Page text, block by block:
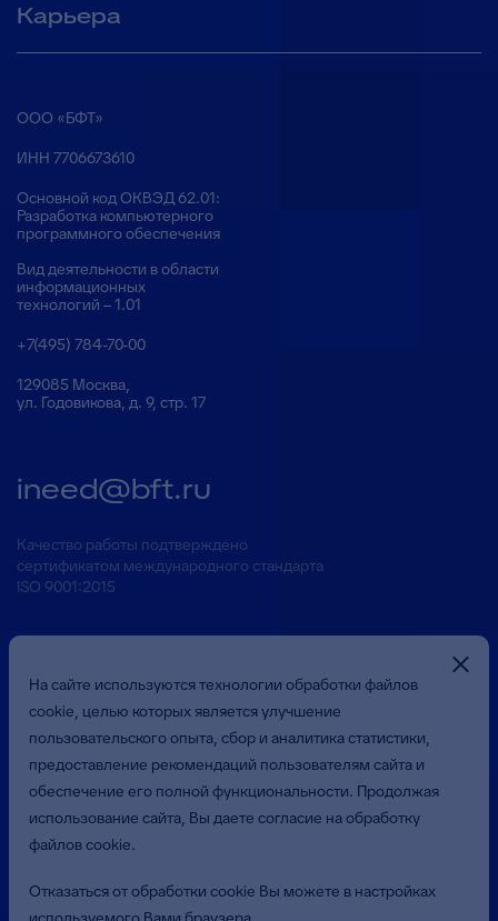
Карьера
ООО «БФТ»
ИНН 7706673610
Основной код ОКВЭД 62.01:
Разработка компьютерного
программного обеспечения
Вид деятельности в области
информационных
технологий – 1.01
+7(495) 784-70-00
129085 Москва,
ул. Годовикова, д. 9, стр. 17
ineed@bft.ru
Качество работы подтверждено
сертификатом международного стандарта
ISO 9001:2015
Презентация о Компании
«Бюджетные и Финансовые Технологии»
(ООО «БФТ»). Все права защищены.
На сайте используются технологии обработки файлов
cookie, целью которых является улучшение
пользовательского опыта, сбор и аналитика статистики,
предоставление рекомендаций пользователям сайта и
обеспечение его полной функциональности. Продолжая
использование сайта, Вы даете согласие на обработку
файлов cookie.
Отказаться от обработки cookie Вы можете в настройках